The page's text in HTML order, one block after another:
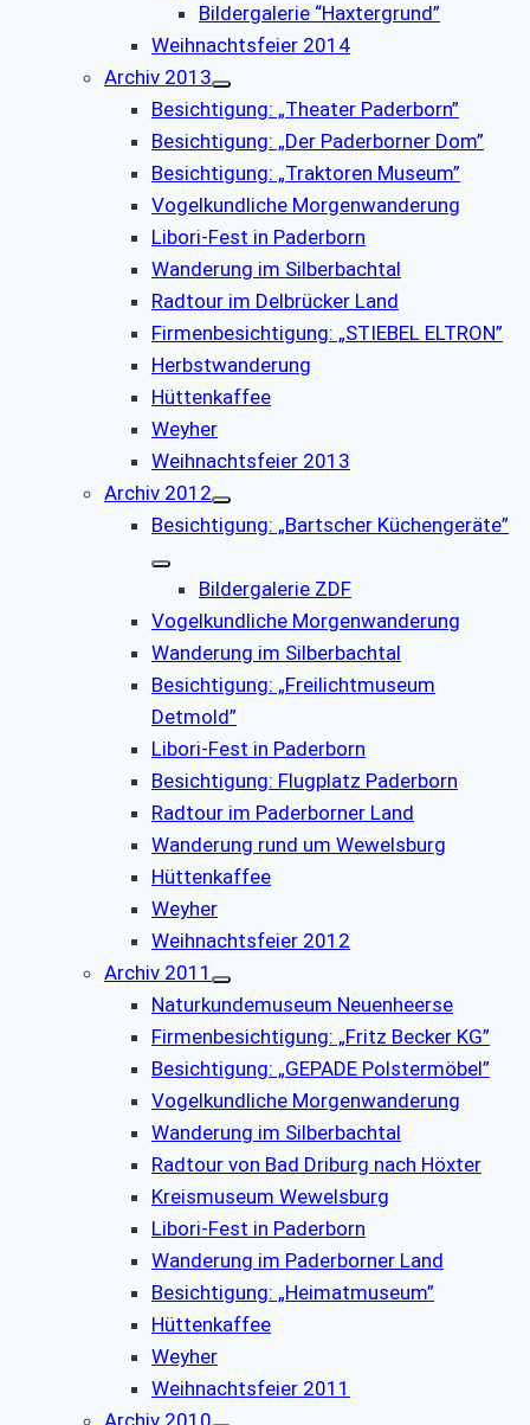
Bildergalerie “Haxtergrund”
Weihnachtsfeier 2014
Archiv 2013
Besichtigung: „Theater Paderborn”
Besichtigung: „Der Paderborner Dom”
Besichtigung: „Traktoren Museum”
Vogelkundliche Morgenwanderung
Libori-Fest in Paderborn
Wanderung im Silberbachtal
Radtour im Delbrücker Land
Firmenbesichtigung: „STIEBEL ELTRON”
Herbstwanderung
Hüttenkaffee
Weyher
Weihnachtsfeier 2013
Archiv 2012
Besichtigung: „Bartscher Küchengeräte”
Bildergalerie ZDF
Vogelkundliche Morgenwanderung
Wanderung im Silberbachtal
Besichtigung: „Freilichtmuseum
Detmold”
Libori-Fest in Paderborn
Besichtigung: Flugplatz Paderborn
Radtour im Paderborner Land
Wanderung rund um Wewelsburg
Hüttenkaffee
Weyher
Weihnachtsfeier 2012
Archiv 2011
Naturkundemuseum Neuenheerse
Firmenbesichtigung: „Fritz Becker KG”
Besichtigung: „GEPADE Polstermöbel”
Vogelkundliche Morgenwanderung
Wanderung im Silberbachtal
Radtour von Bad Driburg nach Höxter
Kreismuseum Wewelsburg
Libori-Fest in Paderborn
Wanderung im Paderborner Land
Besichtigung: „Heimatmuseum”
Hüttenkaffee
Weyher
Weihnachtsfeier 2011